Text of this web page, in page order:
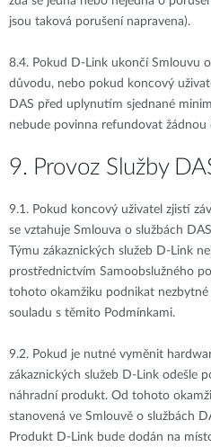
jsou taková porušení napravena).
8.4. Pokud D-Link ukončí Smlouvu
důvodu, nebo pokud koncový
DAS před uplynutím sjednané
nebude povinna refundovat žádnou
9. Provoz Služby
9.1. Pokud koncový uživatel zjistí
se vztahuje Smlouva o službách
Týmu zákaznických služeb D-Link
prostřednictvím Samoobslužného
tohoto okamžiku podnikat
souladu s těmito Podmínkami.
9.2. Pokud je nutné vyměnit
zákaznických služeb D-Link odešle
náhradní produkt. Od tohoto
stanovená ve Smlouvě o službách
Produkt D-Link bude dodán na